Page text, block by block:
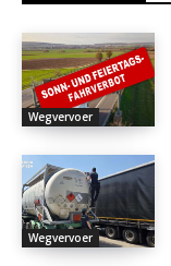
Wegvervoer
Wegvervoer